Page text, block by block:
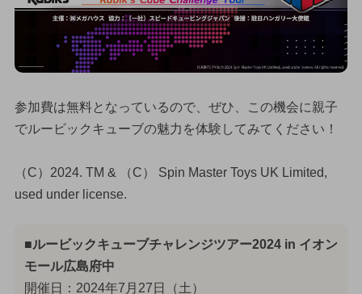
参加費は無料となっているので、ぜひ、この機会に親子
でルービックキューブの魅力を体験してみてください！
（C）2024. TM & （C） Spin Master Toys UK Limited,
used under license.
■ルービックキューブチャレンジツアー2024 in イオン
モール広島府中
開催日：2024年7月27日（土）